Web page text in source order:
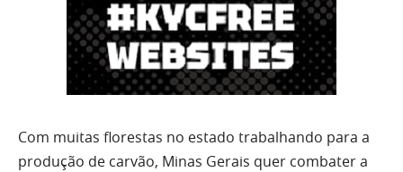
Com muitas florestas no estado trabalhando para a
produção de carvão, Minas Gerais quer combater a